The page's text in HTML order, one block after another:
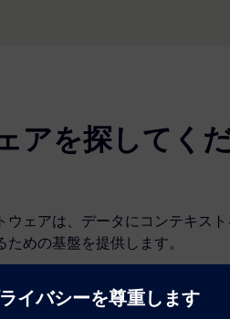
アを探してく
ェアは、データにコンテキス
めの基盤を提供します。